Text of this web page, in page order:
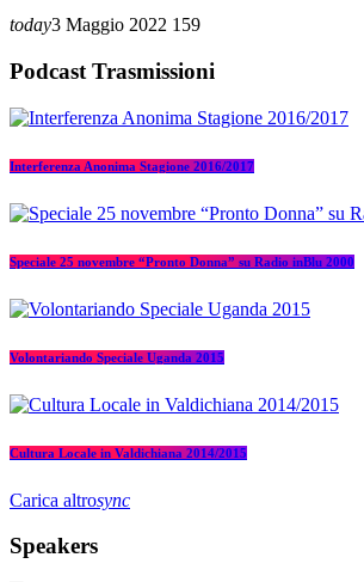
today3 Maggio 2022 159
Podcast Trasmissioni
Interferenza Anonima Stagione 2016/2017
Speciale 25 novembre “Pronto Donna” su Radio inBlu 2000
Volontariando Speciale Uganda 2015
Cultura Locale in Valdichiana 2014/2015
Carica altrosync
Speakers